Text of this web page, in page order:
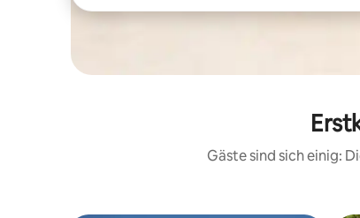
Gäste sind sich einig: